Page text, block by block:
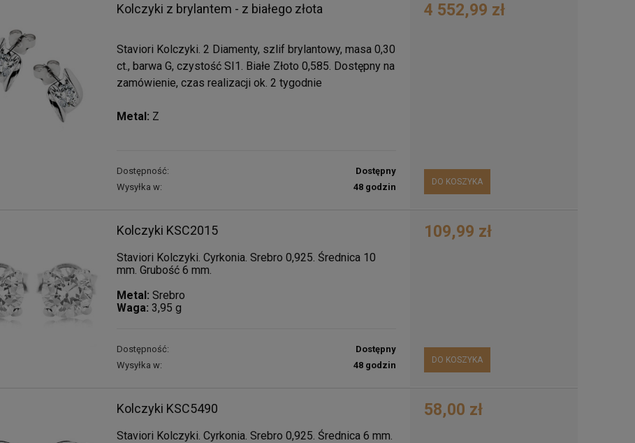
Męska bransoletka z
czarnego onyksu i
krzyżykiem
135,00 zł
Kolczyki z brylantem - z białego złota
Staviori Kolczyki. 2 Diamenty, szlif brylantowy, masa 0,30
ct., barwa G, czystość SI1. Białe Złoto 0,585. Dostępny na
zamówienie, czas realizacji ok. 2 tygodnie
Metal: Z
Dostępność:
Dostępny
Wysyłka w:
48 godzin
4 552,99 zł
DO KOSZYKA
Kolczyki KSC2015
Staviori Kolczyki. Cyrkonia. Srebro 0,925. Średnica 10
mm. Grubość 6 mm.
Metal: Srebro
Waga: 3,95 g
Dostępność:
Dostępny
Wysyłka w:
48 godzin
109,99 zł
DO KOSZYKA
Kolczyki KSC5490
Staviori Kolczyki. Cyrkonia. Srebro 0,925. Średnica 6 mm.
58,00 zł